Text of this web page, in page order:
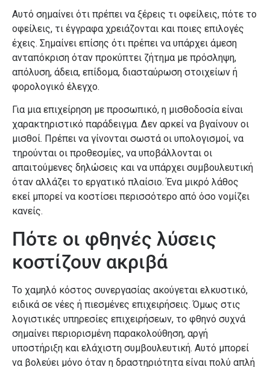
Αυτό σημαίνει ότι πρέπει να ξέρεις τι οφείλεις, πότε το
οφείλεις, τι έγγραφα χρειάζονται και ποιες επιλογές
έχεις. Σημαίνει επίσης ότι πρέπει να υπάρχει άμεση
ανταπόκριση όταν προκύπτει ζήτημα με πρόσληψη,
απόλυση, άδεια, επίδομα, διασταύρωση στοιχείων ή
φορολογικό έλεγχο.
Για μια επιχείρηση με προσωπικό, η μισθοδοσία είναι
χαρακτηριστικό παράδειγμα. Δεν αρκεί να βγαίνουν οι
μισθοί. Πρέπει να γίνονται σωστά οι υπολογισμοί, να
τηρούνται οι προθεσμίες, να υποβάλλονται οι
απαιτούμενες δηλώσεις και να υπάρχει συμβουλευτική
όταν αλλάζει το εργατικό πλαίσιο. Ένα μικρό λάθος
εκεί μπορεί να κοστίσει περισσότερο από όσο νομίζει
κανείς.
Πότε οι φθηνές λύσεις
κοστίζουν ακριβά
Το χαμηλό κόστος συνεργασίας ακούγεται ελκυστικό,
ειδικά σε νέες ή πιεσμένες επιχειρήσεις. Όμως στις
λογιστικές υπηρεσίες επιχειρήσεων, το φθηνό συχνά
σημαίνει περιορισμένη παρακολούθηση, αργή
υποστήριξη και ελάχιστη συμβουλευτική. Αυτό μπορεί
να βολεύει μόνο όταν η δραστηριότητα είναι πολύ απλή